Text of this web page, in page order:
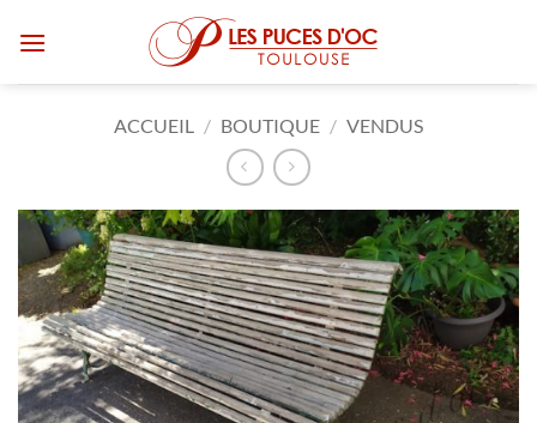
ACCUEIL / BOUTIQUE / VENDUS